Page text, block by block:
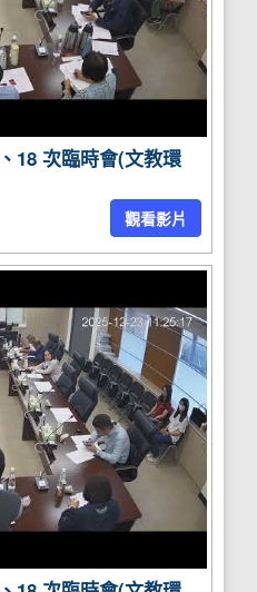
18 次臨時會(文教環
觀看影片